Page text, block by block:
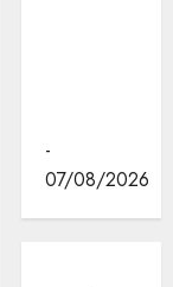
-
07/08/2026